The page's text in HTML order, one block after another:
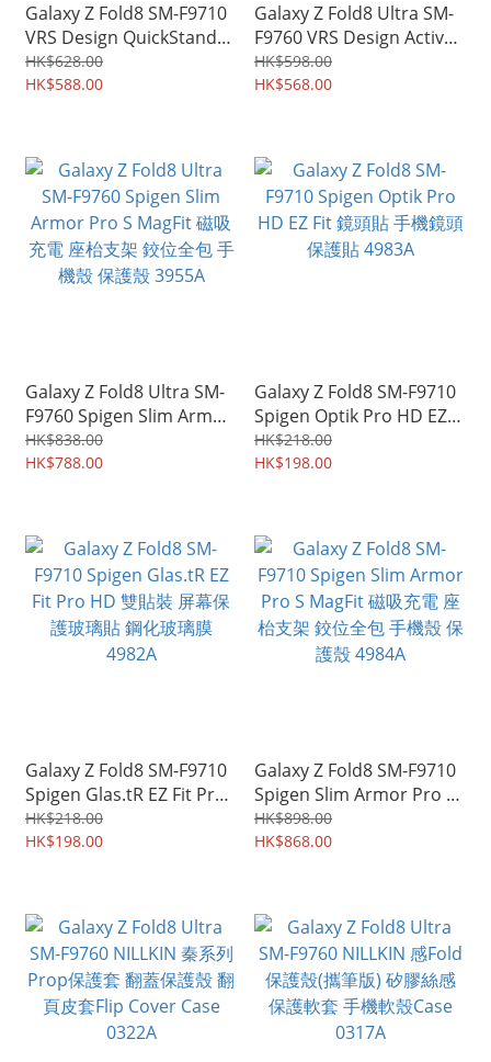
Galaxy Z Fold8 SM-F9710
VRS Design QuickStand
Pro 磁吸充電 座枱支架 高
強度保護 堅固耐用 手機殼
HK$628.00
HK$588.00
Galaxy Z Fold8 Ultra SM-
F9760 VRS Design Active
磁吸充電 座枱支架 高強度
保護 堅固耐用 手機殼 保護
HK$598.00
HK$568.00
Galaxy Z Fold8 Ultra SM-
F9760 Spigen Slim Armor
Pro S MagFit 磁吸充電 座
枱支架 鉸位全包 手機殼 保
HK$838.00
HK$788.00
Galaxy Z Fold8 SM-F9710
Spigen Optik Pro HD EZ
Fit 鏡頭貼 手機鏡頭保護貼
4983A
HK$218.00
HK$198.00
Galaxy Z Fold8 SM-F9710
Spigen Glas.tR EZ Fit Pro
HD 雙貼裝 屏幕保護玻璃貼
鋼化玻璃膜 4982A
HK$218.00
HK$198.00
Galaxy Z Fold8 SM-F9710
Spigen Slim Armor Pro S
MagFit 磁吸充電 座枱支架
鉸位全包 手機殼 保護殼
HK$898.00
HK$868.00